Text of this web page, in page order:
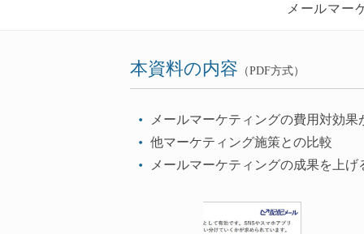
メールマー
本資料の内容 （PDF方式）
メールマーケティングの費用対効果
他マーケティング施策との比較
メールマーケティングの成果を上げ